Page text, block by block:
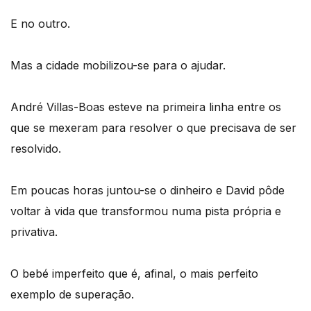
E no outro.
Mas a cidade mobilizou-se para o ajudar.
André Villas-Boas esteve na primeira linha entre os
que se mexeram para resolver o que precisava de ser
resolvido.
Em poucas horas juntou-se o dinheiro e David pôde
voltar à vida que transformou numa pista própria e
privativa.
O bebé imperfeito que é, afinal, o mais perfeito
exemplo de superação.